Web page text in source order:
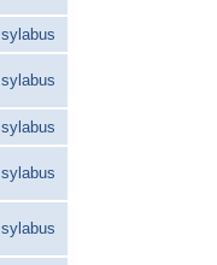
sylabus
sylabus
sylabus
sylabus
sylabus